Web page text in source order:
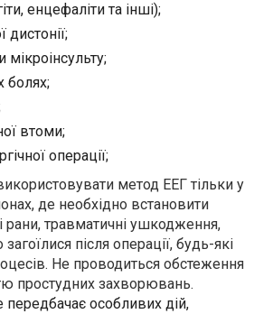
енцефаліти та інші);
дистонії;
мікроінсульту;
болях;
втоми;
операції;
метод ЕЕГ тільки у
де необхідно встановити
рани, травматичні ушкодження,
після операції, будь-які
Не проводиться обстеження
простудних захворювань.
передбачає особливих дій,